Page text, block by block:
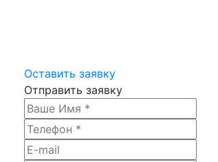
Оставить заявку
Отправить заявку